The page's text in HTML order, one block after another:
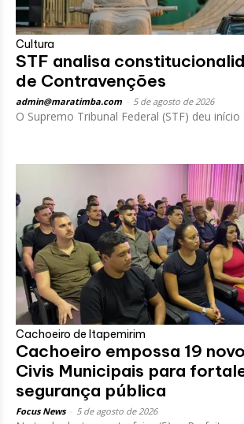
Cultura
STF analisa
de Contravenções
admin@maratimba.com 5 de agosto de 2026
O Supremo Tribunal Federal (STF) deu início
Cachoeiro de Itapemirim
Cachoeiro empossa 19
Civis Municipais para
segurança pública
Focus News 5 de agosto de 2026